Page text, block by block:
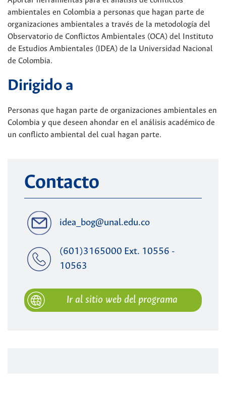
ambientales en Colombia a personas que hagan parte de
organizaciones ambientales a través de la metodología del
Observatorio de Conflictos Ambientales (OCA) del Instituto
de Estudios Ambientales (IDEA) de la Universidad Nacional
de Colombia.
Dirigido a
Personas que hagan parte de organizaciones ambientales en
Colombia y que deseen ahondar en el análisis académico de
un conflicto ambiental del cual hagan parte.
Contacto
idea_bog@unal.edu.co
(601)3165000 Ext. 10556 -
10563
Ir al sitio web del programa